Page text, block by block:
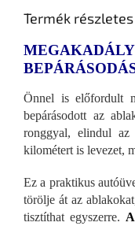
Termék
Önnel is előfordult
bepárásodott az
ronggyal, elindul az
kilométert is levezet,
Ez a praktikus
törölje át az
tisztíthat egyszerre.